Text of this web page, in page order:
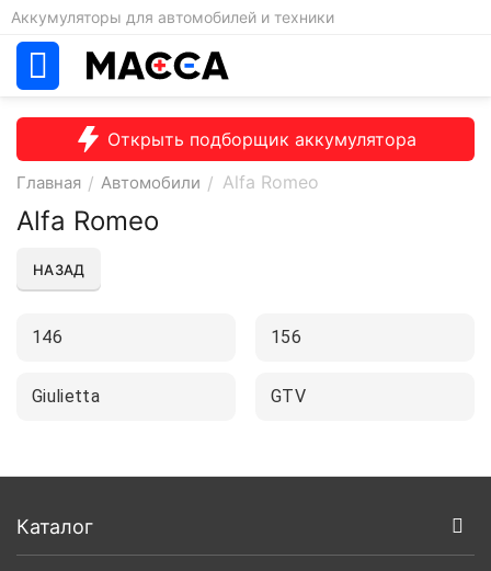
Аккумуляторы для автомобилей и техники
Открыть подборщик аккумулятора
Главная / Автомобили / Alfa Romeo
Alfa Romeo
НАЗАД
146 156
Giulietta GTV
Каталог